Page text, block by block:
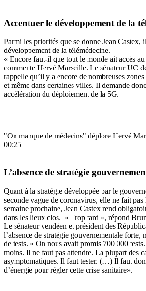
Accentuer le développement de la
Parmi les priorités que se donne Jean Castex,
développement de la télémédecine.
« Encore faut-il que tout le monde ait accès
commente Hervé Marseille. Le sénateur UC
rappelle qu’il y a encore de nombreuses
et même dans certaines villes. Il demande
accélération du déploiement de la 5G.
"On manque de médecins" déplore Hervé
00:25
L’absence de stratégie
Quant à la stratégie développée par le
seconde vague de coronavirus, elle ne fait pas
semaine prochaine, Jean Castex rend
dans les lieux clos. « Trop tard », répond
Le sénateur vendéen et président des
l’absence de stratégie gouvernementale forte,
de tests. « On nous avait promis 700 000
moins. Il ne faut pas attendre. La plupart des
asymptomatiques. Il faut tester. (…) Il faut
d’énergie pour régler cette crise sanitaire».